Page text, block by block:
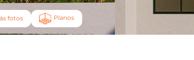
fotos Planos